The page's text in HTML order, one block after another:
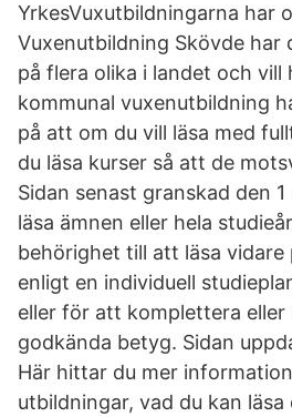
YrkesVuxutbildningarna har
Vuxenutbildning Skövde har
på flera olika i landet och vill
kommunal vuxenutbildning
på att om du vill läsa med
du läsa kurser så att de
Sidan senast granskad den
läsa ämnen eller hela
behörighet till att läsa vidare
enligt en individuell
eller för att komplettera eller
godkända betyg. Sidan
Här hittar du mer
utbildningar, vad du kan